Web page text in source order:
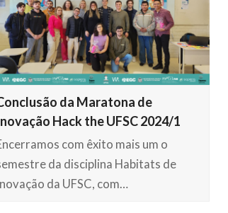
da Maratona de
Hack the UFSC 2024/1
com êxito mais um o
da disciplina Habitats de
Inovação da UFSC, com…